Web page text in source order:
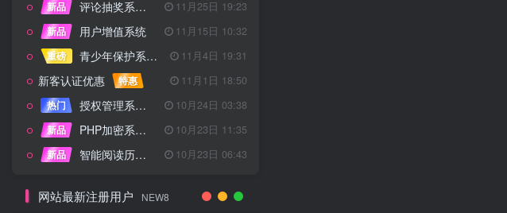
新品
评论抽奖系统 – 完整功能详解
11月25日 19:23
新品
用户增值系统
11月15日 10:32
重磅
青少年保护系统 专为子比主题开发 11月4日 19:31
新客认证优惠 特惠
11月1日 18:50
热门
授权管理系统子比主题专版
10月24日 03:38
新品
PHP加密系统专业版
10月23日 11:35
新品
智能阅读历史系统 10月23日 06:43
网站最新注册用户 NEW8